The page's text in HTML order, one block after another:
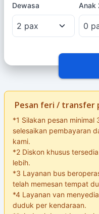
Dewasa Anak
Pesan feri / transfer
*1 Silakan pesan
selesaikan pembayaran
kami.
*2 Diskon khusus
lebih.
*3 Layanan bus
telah memesan tempat
*4 Layanan van
duduk per kendaraan.